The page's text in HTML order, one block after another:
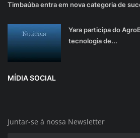
Timbaúba entra em nova categoria de
Yara participa do
tecnologia de...
MÍDIA SOCIAL
Juntar-se à nossa Newsletter